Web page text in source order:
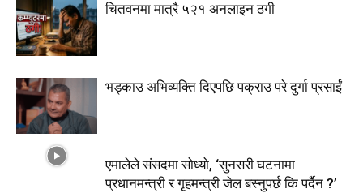
चितवनमा मात्रै ५२१ अनलाइन ठगी
भड्काउ अभिव्यक्ति दिएपछि पक्राउ परे दुर्गा प्रसाईं
एमालेले संसदमा सोध्यो, ‘सुनसरी घटनामा
प्रधानमन्त्री र गृहमन्त्री जेल बस्नुपर्छ कि पर्दैन ?’